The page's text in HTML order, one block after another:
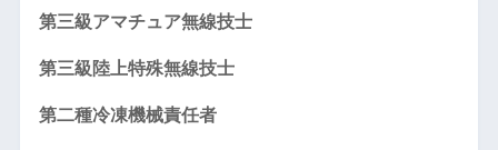
第三級アマチュア無線技士
第三級陸上特殊無線技士
第二種冷凍機械責任者